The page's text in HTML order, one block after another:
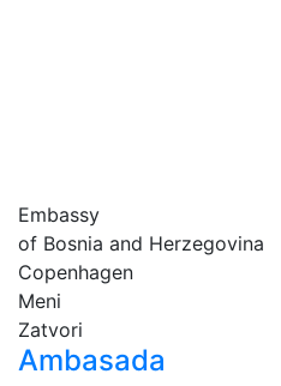
Embassy
of Bosnia and Herzegovina
Copenhagen
Meni
Zatvori
Ambasada